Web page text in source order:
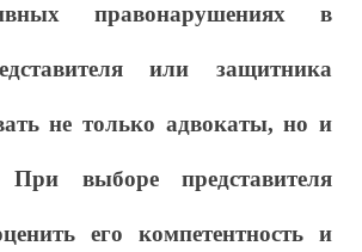
правонарушениях в
или защитника
не только адвокаты, но и
выборе представителя
его компетентность и